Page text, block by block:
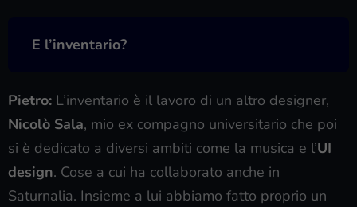
E l’inventario?
Pietro: L’inventario è il lavoro di un altro designer,
Nicolò Sala, mio ex compagno universitario che poi
si è dedicato a diversi ambiti come la musica e l’UI
design. Cose a cui ha collaborato anche in
Saturnalia. Insieme a lui abbiamo fatto proprio un